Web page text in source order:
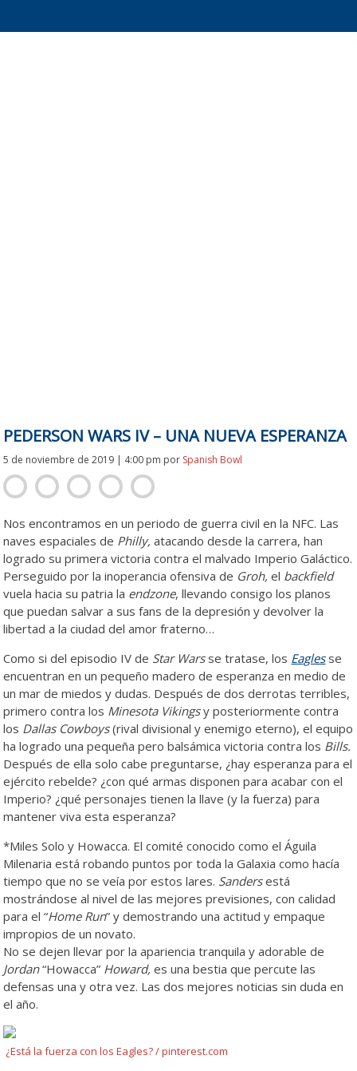
PEDERSON WARS IV – UNA NUEVA ESPERANZA
5 de noviembre de 2019 | 4:00 pm por Spanish Bowl
Nos encontramos en un periodo de guerra civil en la NFC. Las
naves espaciales de Philly, atacando desde la carrera, han
logrado su primera victoria contra el malvado Imperio Galáctico.
Perseguido por la inoperancia ofensiva de Groh, el backfield
vuela hacia su patria la endzone, llevando consigo los planos
que puedan salvar a sus fans de la depresión y devolver la
libertad a la ciudad del amor fraterno…
Como si del episodio IV de Star Warsse tratase, los Eaglesse
encuentran en un pequeño madero de esperanza en medio de
un mar de miedos y dudas. Después de dos derrotas terribles,
primero contra los Minesota Vikingsy posteriormente contra
los Dallas Cowboys(rival divisional y enemigo eterno), el equipo
ha logrado una pequeña pero balsámica victoria contra los Bills.
Después de ella solo cabe preguntarse, ¿hay esperanza para el
ejército rebelde? ¿con qué armas disponen para acabar con el
Imperio? ¿qué personajes tienen la llave (y la fuerza) para
mantener viva esta esperanza?
*Miles Solo y Howacca. El comité conocido como el Águila
Milenaria está robando puntos por toda la Galaxia como hacía
tiempo que no se veía por estos lares. Sandersestá
mostrándose al nivel de las mejores previsiones, con calidad
para el “Home Run” y demostrando una actitud y empaque
impropios de un novato.
No se dejen llevar por la apariencia tranquila y adorable de
Jordan“Howacca” Howard, es una bestia que percute las
defensas una y otra vez. Las dos mejores noticias sin duda en
el año.
¿Está la fuerza con los Eagles? / pinterest.com